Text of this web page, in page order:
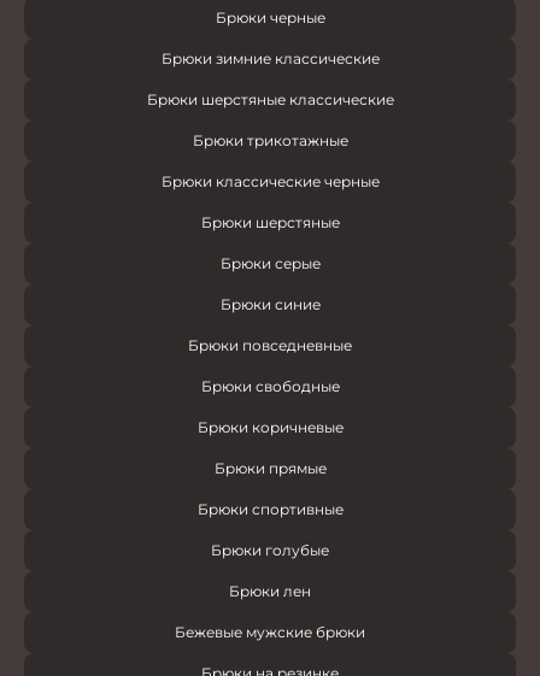
Брюки черные
Брюки зимние классические
Брюки шерстяные классические
Брюки трикотажные
Брюки классические черные
Брюки шерстяные
Брюки серые
Брюки синие
Брюки повседневные
Брюки свободные
Брюки коричневые
Брюки прямые
Брюки спортивные
Брюки голубые
Брюки лен
Бежевые мужские брюки